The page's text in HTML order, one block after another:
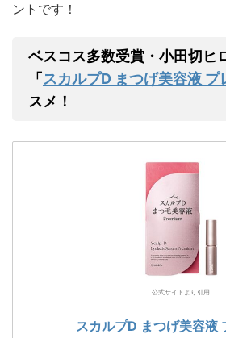
ントです！
ベスコス多数受賞・小田切ヒ
「 スカルプD まつげ美容液 プ
スメ！
公式サイトより引用
スカルプD まつげ美容液